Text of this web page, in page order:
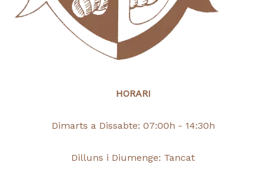
HORARI
Dimarts a Dissabte: 07:00h - 14:30h
Dilluns i Diumenge: Tancat